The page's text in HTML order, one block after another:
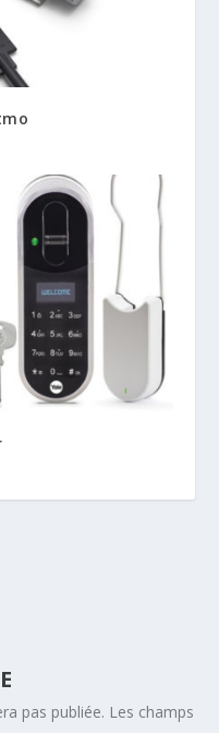
pas publiée. Les champs